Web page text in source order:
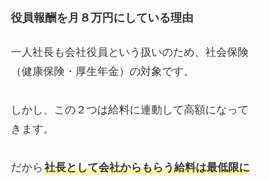
役員報酬を月８万円にしている理由
一人社長も会社役員という扱いのため、社会保険
（健康保険・厚生年金）の対象です。
しかし、この２つは給料に連動して高額になって
きます。
だから 社長として会社からもらう給料は最低限に